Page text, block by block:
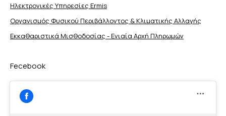
Ηλεκτρονικές Υπηρεσίες Ermis
Οργανισμός Φυσικού Περιβάλλοντος & Κλιματικής Aλλαγής
Εκκαθαριστικά Μισθοδοσίας - Ενιαία Αρχή Πληρωμών
Fecebook